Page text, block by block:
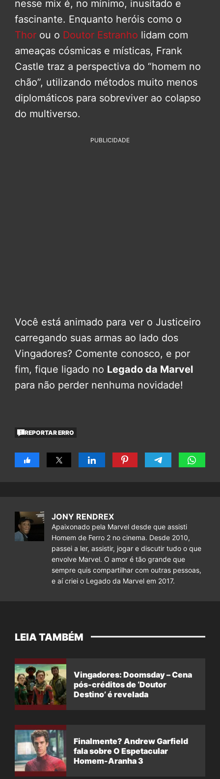
nesse mix é, no mínimo, inusitado e
fascinante. Enquanto heróis como o
Thor ou o Doutor Estranho lidam com
ameaças cósmicas e místicas, Frank
Castle traz a perspectiva do “homem no
chão”, utilizando métodos muito menos
diplomáticos para sobreviver ao colapso
do multiverso.
PUBLICIDADE
Você está animado para ver o Justiceiro
carregando suas armas ao lado dos
Vingadores? Comente conosco, e por
fim, fique ligado no Legado da Marvel
para não perder nenhuma novidade!
REPORTAR ERRO
JONY RENDREX
Apaixonado pela Marvel desde que assisti
Homem de Ferro 2 no cinema. Desde 2010,
passei a ler, assistir, jogar e discutir tudo o que
envolve Marvel. O amor é tão grande que
sempre quis compartilhar com outras pessoas,
e aí criei o Legado da Marvel em 2017.
LEIA TAMBÉM
Vingadores: Doomsday – Cena
pós-créditos de ‘Doutor
Destino’ é revelada
Finalmente? Andrew Garfield
fala sobre O Espetacular
Homem-Aranha 3